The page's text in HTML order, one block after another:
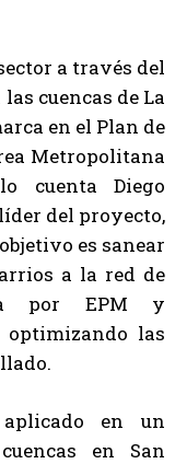
a través del
cuencas de La
en el Plan de
Metropolitana
cuenta Diego
del proyecto,
es sanear
a la red de
por EPM y
optimizando las
en un
en San